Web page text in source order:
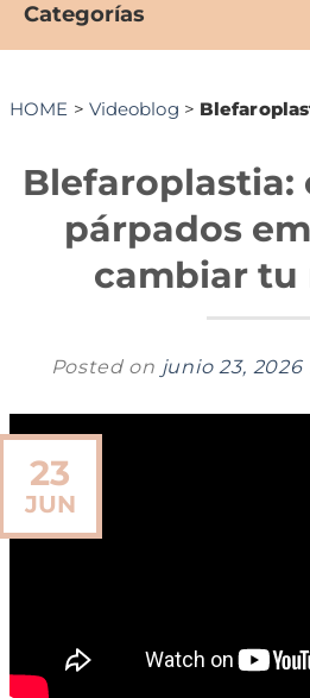
Categorías
HOME > Videoblog >
Blefaroplastia:
párpados
cambiar tu
Posted on junio 23, 2026
23
JUN